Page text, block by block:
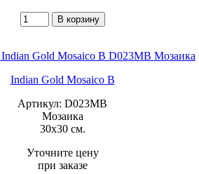
Indian Gold Mosaico B
Артикул: D023MB
Мозаика
30x30 см.
Уточните цену
при заказе